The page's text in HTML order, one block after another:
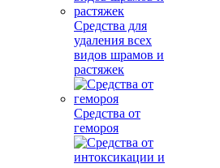
Средства для
удаления всех
видов шрамов и
растяжек
Средства от
гемороя